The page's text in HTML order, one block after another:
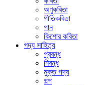
অণুকবিতা
গীতিকবিতা
গান
কিশোর কবিতা
গদ্য সাহিত্য
প্রবন্ধ
নিবন্ধ
মুক্ত গদ্য
গল্প